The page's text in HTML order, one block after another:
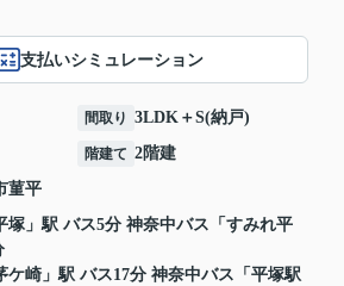
支払いシミュレーション
間取り 3LDK＋S(納戸)
階建て 2階建
菫平
塚 」駅 バス5分 神奈中バス「すみれ平
ケ崎 」駅 バス17分 神奈中バス「平塚駅